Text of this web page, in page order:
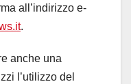
all’indirizzo e-
.
anche una
l’utilizzo del